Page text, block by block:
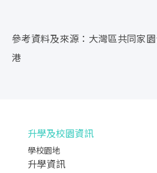
參考資料及來源：大灣區共同家
港
升學及校園資訊
學校園地
升學資訊